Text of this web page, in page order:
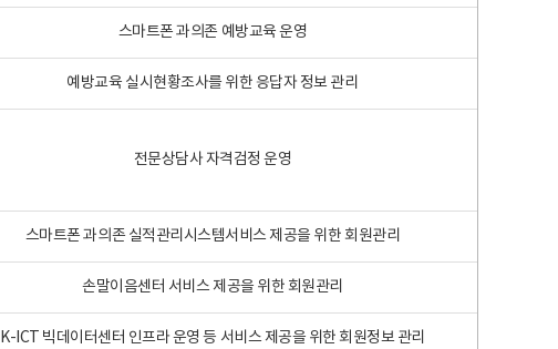
스마트폰 과의존 예방교육 운영
예방교육 실시현황조사를 위한 응답자 정보 관리
전문상담사 자격검정 운영
스마트폰 과의존 실적관리시스템서비스 제공을 위한 회원관리
손말이음센터 서비스 제공을 위한 회원관리
K-ICT 빅데이터센터 인프라 운영 등 서비스 제공을 위한 회원정보 관리